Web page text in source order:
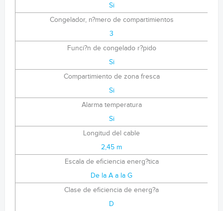
Si
Congelador, n?mero de compartimientos
3
Funci?n de congelado r?pido
Si
Compartimiento de zona fresca
Si
Alarma temperatura
Si
Longitud del cable
2,45 m
Escala de eficiencia energ?tica
De la A a la G
Clase de eficiencia de energ?a
D